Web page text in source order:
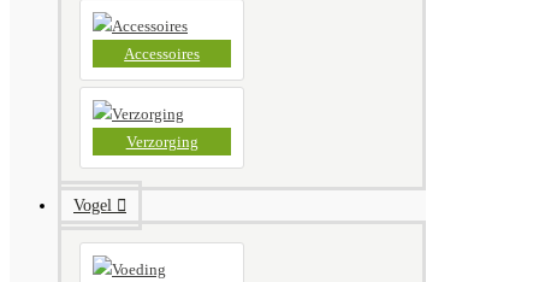
Accessoires
Verzorging
Vogel